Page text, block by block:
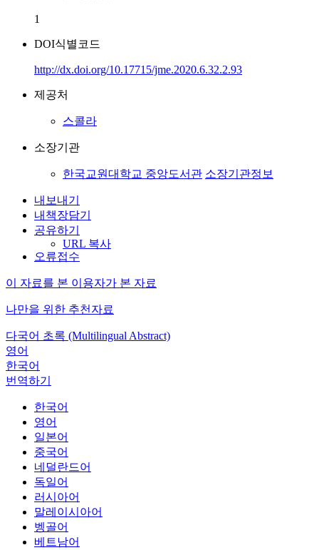
1
DOI식별코드
http://dx.doi.org/10.17715/jme.2020.6.32.2.93
제공처
스콜라
소장기관
한국교원대학교 중앙도서관 소장기관정보
내보내기
내책장담기
공유하기
URL 복사
오류접수
이 자료를 본 이용자가 본 자료
나만을 위한 추천자료
다국어 초록 (Multilingual Abstract)
영어
한국어
번역하기
한국어
영어
일본어
중국어
네덜란드어
독일어
러시아어
말레이시아어
벵골어
베트남어